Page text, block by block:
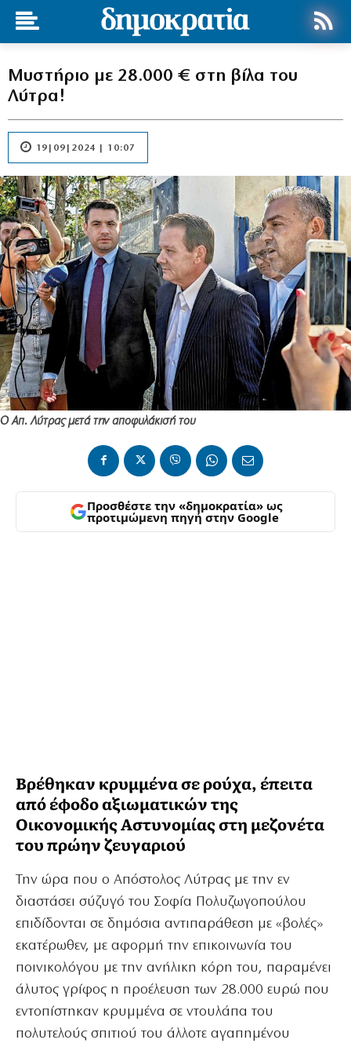
Μυστήριο με 28.000 € στη βίλα του
Λύτρα!
19|09|2024 | 10:07
Ο Απ. Λύτρας μετά την αποφυλάκισή του
Προσθέστε την «δημοκρατία» ως
προτιμώμενη πηγή στην Google
Βρέθηκαν κρυμμένα σε ρούχα, έπειτα
από έφοδο αξιωματικών της
Οικονομικής Αστυνομίας στη μεζονέτα
του πρώην ζευγαριού
Την ώρα που ο Απόστολος Λύτρας με την εν
διαστάσει σύζυγό του Σοφία Πολυζωγοπούλου
επιδίδονται σε δημόσια αντιπαράθεση με «βολές»
εκατέρωθεν, με αφορμή την επικοινωνία του
ποινικολόγου με την ανήλικη κόρη του, παραμένει
άλυτος γρίφος η προέλευση των 28.000 ευρώ που
εντοπίστηκαν κρυμμένα σε ντουλάπα του
πολυτελούς σπιτιού του άλλοτε αγαπημένου